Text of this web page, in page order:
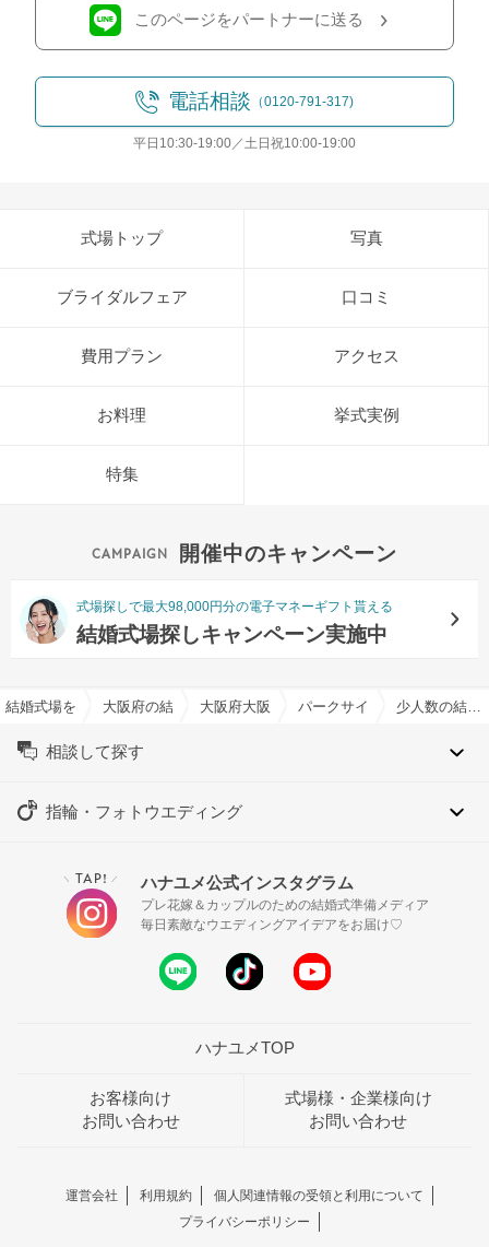
このページをパートナーに送る
電話相談 （0120-791-317)
平日10:30-19:00／土日祝10:00-19:00
式場トップ 写真
ブライダルフェア 口コミ
費用プラン アクセス
お料理 挙式実例
特集
開催中のキャンペーン
式場探しで最大98,000円分の電子マネーギフト貰える
結婚式場探しキャンペーン実施中
結婚式場を探すならハナユメ
大阪府の結婚式場一覧大阪府大阪市の結婚式場一覧パークサイドハウス大阪で結
少人数の結婚式特集
相談して探す
指輪・フォトウエディング
＼ TAP! ／ ハナユメ公式インスタグラム
プレ花嫁＆カップルのための結婚式準備メディア
毎日素敵なウエディングアイデアをお届け♡
ハナユメTOP
お客様向け
お問い合わせ
式場様・企業様向け
お問い合わせ
運営会社 利用規約
個人関連情報の受領と利用について
プライバシーポリシー